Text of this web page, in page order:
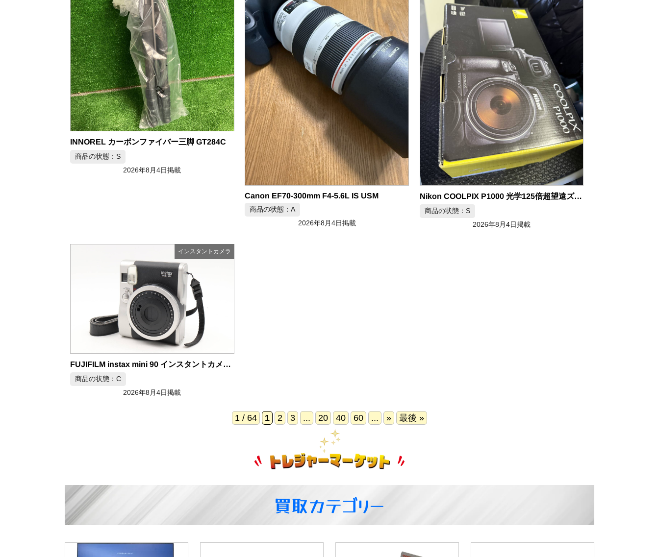
INNOREL カーボンファイバー三脚 GT284C
商品の状態：S
2026年8月4日掲載
Canon EF70-300mm F4-5.6L IS USM
商品の状態：A
2026年8月4日掲載
Nikon COOLPIX P1000 光学125倍超望遠ズームコンパクトカメラ
商品の状態：S
2026年8月4日掲載
インスタントカメラ
FUJIFILM instax mini 90 インスタントカメラ チェキ
商品の状態：C
2026年8月4日掲載
1 / 64 1 2 3 ... 20 40 60 ... » 最後 »
買取カテゴリー